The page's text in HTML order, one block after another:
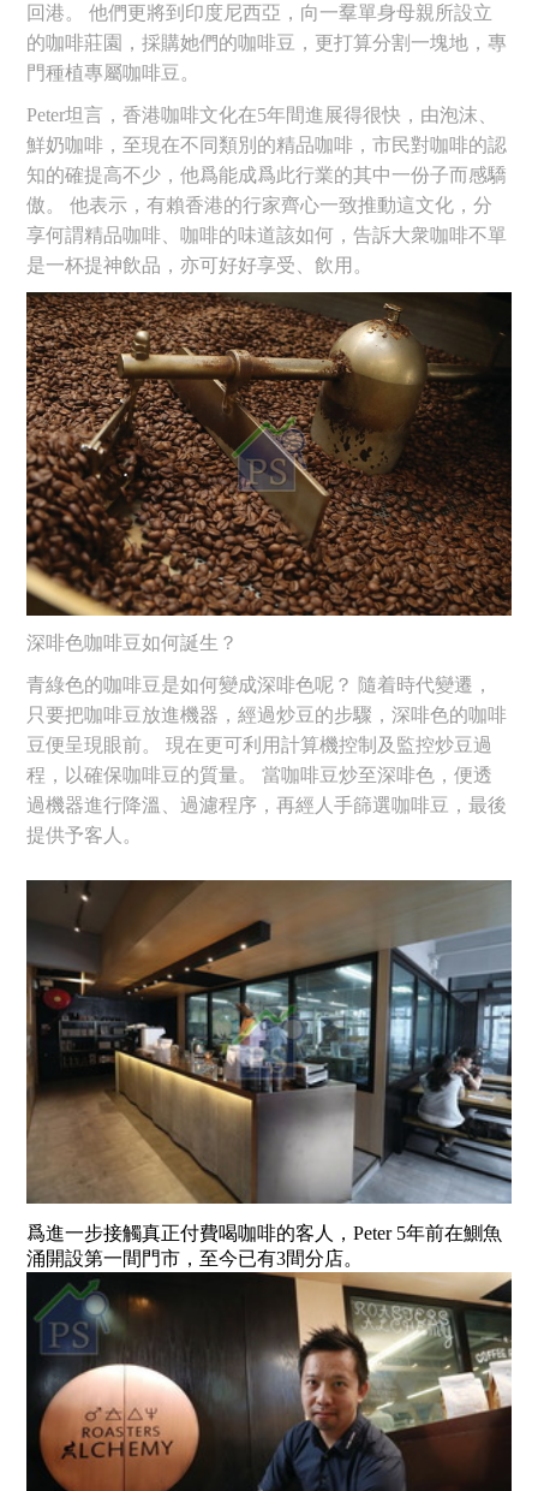
回港。 他們更將到印度尼西亞，向一羣單身母親所設立
的咖啡莊園，採購她們的咖啡豆，更打算分割一塊地，專
門種植專屬咖啡豆。
Peter坦言，香港咖啡文化在5年間進展得很快，由泡沫、
鮮奶咖啡，至現在不同類別的精品咖啡，市民對咖啡的認
知的確提高不少，他爲能成爲此行業的其中一份子而感驕
傲。 他表示，有賴香港的行家齊心一致推動這文化，分
享何謂精品咖啡、咖啡的味道該如何，告訴大衆咖啡不單
是一杯提神飲品，亦可好好享受、飲用。
深啡色咖啡豆如何誕生？
青綠色的咖啡豆是如何變成深啡色呢？ 隨着時代變遷，
只要把咖啡豆放進機器，經過炒豆的步驟，深啡色的咖啡
豆便呈現眼前。 現在更可利用計算機控制及監控炒豆過
程，以確保咖啡豆的質量。 當咖啡豆炒至深啡色，便透
過機器進行降溫、過濾程序，再經人手篩選咖啡豆，最後
提供予客人。
爲進一步接觸真正付費喝咖啡的客人，Peter 5年前在鰂魚
涌開設第一間門市，至今已有3間分店。